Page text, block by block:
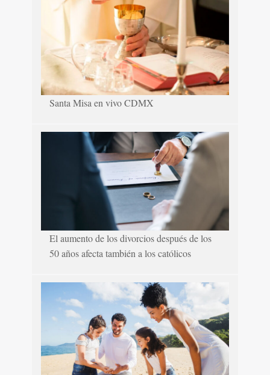
Santa Misa en vivo CDMX
El aumento de los divorcios después de los
50 años afecta también a los católicos